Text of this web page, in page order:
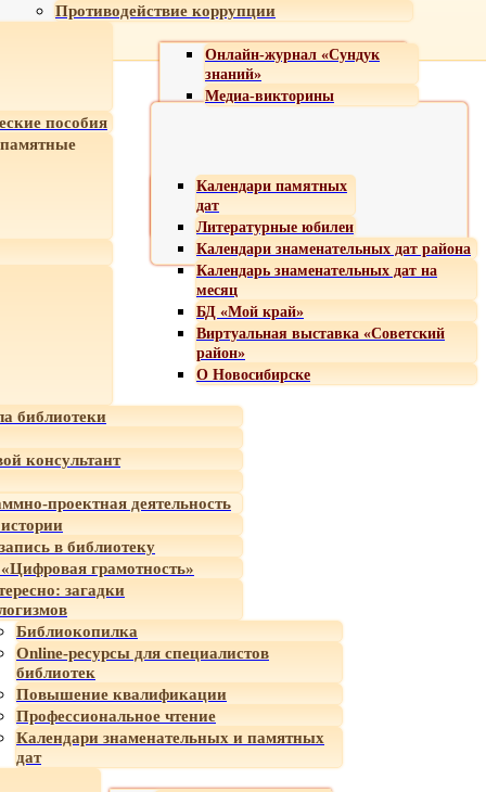
Противодействие коррупции
Онлайн-журнал «Сундук
знаний»
Медиа-викторины
пособия
Календари памятных
дат
Литературные юбилеи
Календари знаменательных дат района
Календарь знаменательных дат на
месяц
БД «Мой край»
Виртуальная выставка «Советский
район»
О Новосибирске
библиотеки
консультант
проектная деятельность
в библиотеку
грамотность»
загадки
Библиокопилка
Online-ресурсы для специалистов
библиотек
Повышение квалификации
Профессиональное чтение
Календари знаменательных и памятных
дат